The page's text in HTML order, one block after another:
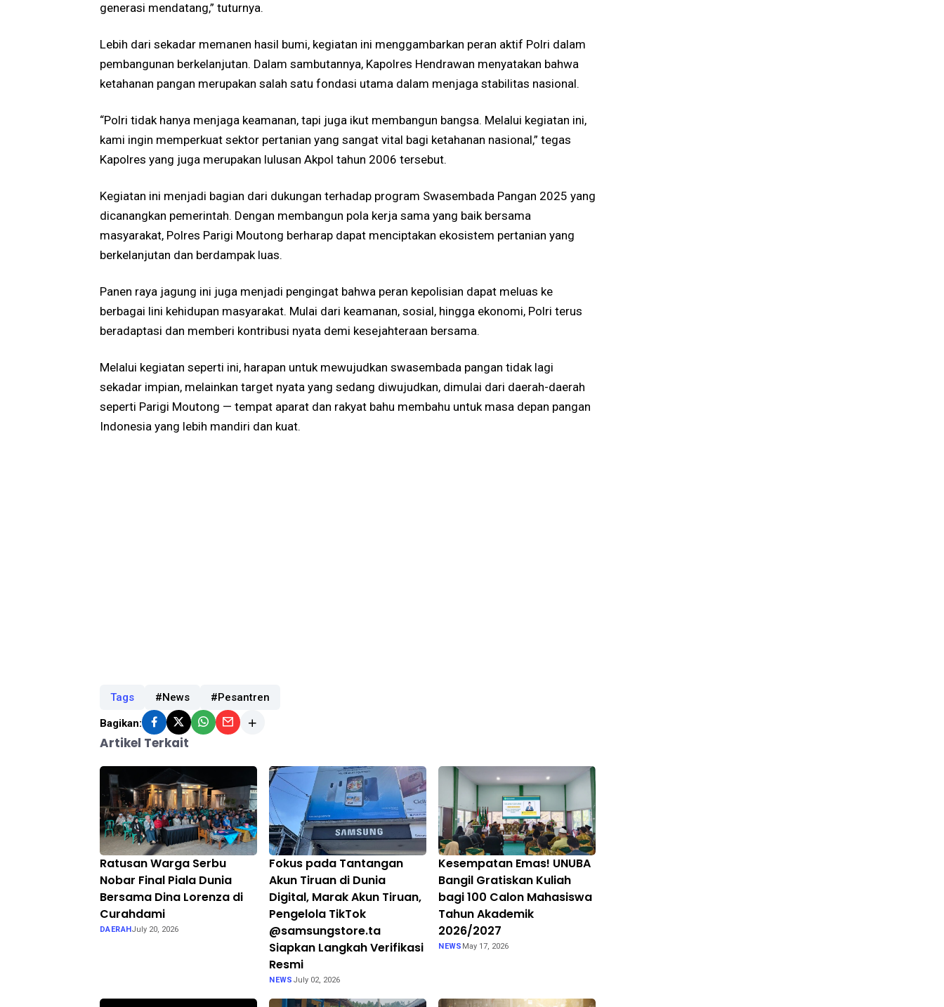
generasi mendatang,” tuturnya.
Lebih dari sekadar memanen hasil bumi, kegiatan ini menggambarkan peran aktif Polri dalam
pembangunan berkelanjutan. Dalam sambutannya, Kapolres Hendrawan menyatakan bahwa
ketahanan pangan merupakan salah satu fondasi utama dalam menjaga stabilitas nasional.
“Polri tidak hanya menjaga keamanan, tapi juga ikut membangun bangsa. Melalui kegiatan ini,
kami ingin memperkuat sektor pertanian yang sangat vital bagi ketahanan nasional,” tegas
Kapolres yang juga merupakan lulusan Akpol tahun 2006 tersebut.
Kegiatan ini menjadi bagian dari dukungan terhadap program Swasembada Pangan 2025 yang
dicanangkan pemerintah. Dengan membangun pola kerja sama yang baik bersama
masyarakat, Polres Parigi Moutong berharap dapat menciptakan ekosistem pertanian yang
berkelanjutan dan berdampak luas.
Panen raya jagung ini juga menjadi pengingat bahwa peran kepolisian dapat meluas ke
berbagai lini kehidupan masyarakat. Mulai dari keamanan, sosial, hingga ekonomi, Polri terus
beradaptasi dan memberi kontribusi nyata demi kesejahteraan bersama.
Melalui kegiatan seperti ini, harapan untuk mewujudkan swasembada pangan tidak lagi
sekadar impian, melainkan target nyata yang sedang diwujudkan, dimulai dari daerah-daerah
seperti Parigi Moutong — tempat aparat dan rakyat bahu membahu untuk masa depan pangan
Indonesia yang lebih mandiri dan kuat.
Tags #News #Pesantren
Bagikan:
Artikel Terkait
Ratusan Warga Serbu
Nobar Final Piala Dunia
Bersama Dina Lorenza di
Curahdami
DAERAHJuly 20, 2026
Fokus pada Tantangan
Akun Tiruan di Dunia
Digital, Marak Akun Tiruan,
Pengelola TikTok
@samsungstore.ta
Siapkan Langkah Verifikasi
Resmi
NEWS July 02, 2026
Kesempatan Emas! UNUBA
Bangil Gratiskan Kuliah
bagi 100 Calon Mahasiswa
Tahun Akademik
2026/2027
NEWS May 17, 2026